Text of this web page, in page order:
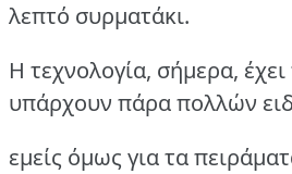
λεπτό συρματάκι.
Η τεχνολογία, σήμερα,
υπάρχουν πάρα πολλών
εμείς όμως για τα